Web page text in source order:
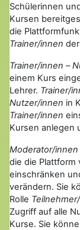
Schülerinnen
Kursen
die
Trainer/innen
Trainer/innen –
einem Kurs
Lehrer. Trainer/
Nutzer/innen in
Trainer/innen
Kursen anlegen
Moderator/innen
die die Plattform
einschränken
verändern. Sie
Rolle
Zugriff auf alle
Kurse. Sie